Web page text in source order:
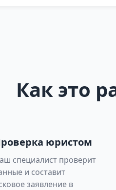
Как это
юристом
специалист проверит
и составит
заявление в